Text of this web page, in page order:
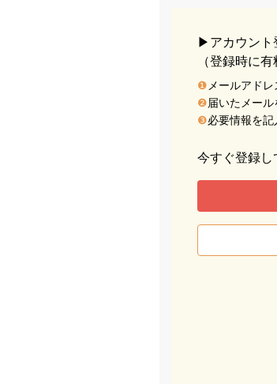
▶︎アカウント
（登録時に
❶ メールアド
❷届いたメール
❸必要情報を記
今すぐ登録し